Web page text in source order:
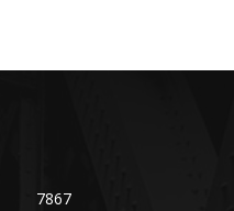
7867